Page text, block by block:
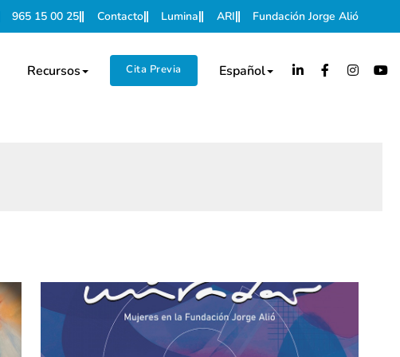
965 15 00 25 Contacto Lumina ARI Fundación Jorge Alió
Recursos Cita Previa Español